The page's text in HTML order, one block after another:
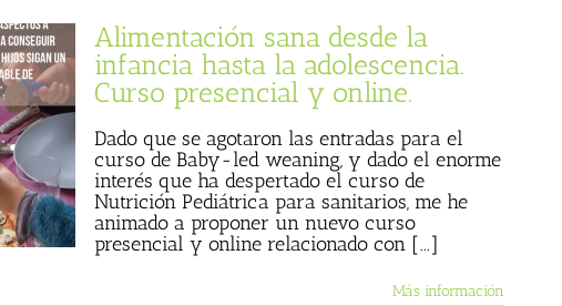
Alimentación sana desde la
infancia hasta la adolescencia.
Curso presencial y online.
Dado que se agotaron las entradas para el
curso de Baby-led weaning, y dado el enorme
interés que ha despertado el curso de
Nutrición Pediátrica para sanitarios, me he
animado a proponer un nuevo curso
presencial y online relacionado con [...]
Más información